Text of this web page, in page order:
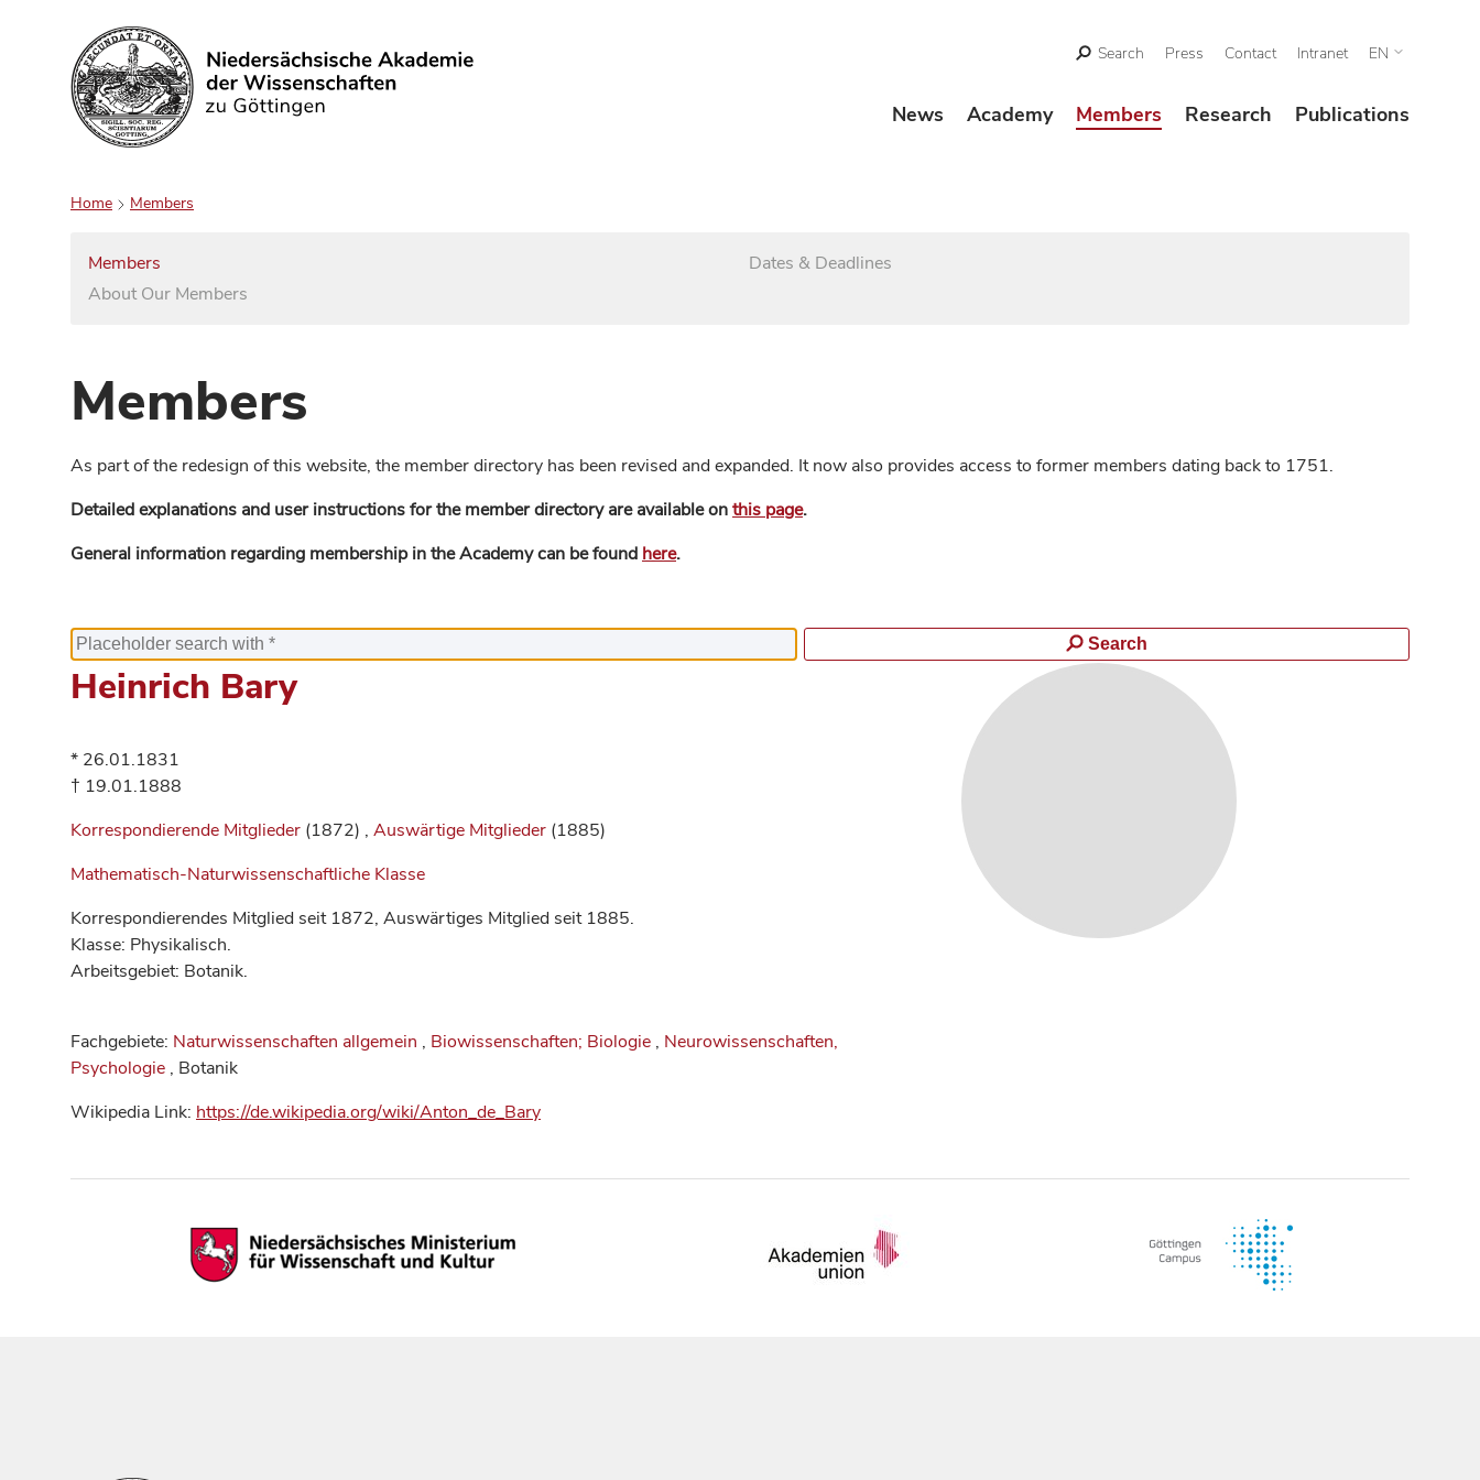
Search
Search Press Contact Intranet EN
News Academy Members Research Publications
Home Members
Members
About Our Members
Dates & Deadlines
Members
As part of the redesign of this website, the member directory has been revised and expanded. It now also provides access to former members dating back to 1751.
Detailed explanations and user instructions for the member directory are available onthis page.
General information regarding membership in the Academy can be found here.
Search
Heinrich Bary
* 26.01.1831
† 19.01.1888
Korrespondierende Mitglieder (1872) , Auswärtige Mitglieder (1885)
Mathematisch-Naturwissenschaftliche Klasse
Korrespondierendes Mitglied seit 1872, Auswärtiges Mitglied seit 1885.
Klasse: Physikalisch.
Arbeitsgebiet: Botanik.
Fachgebiete: Naturwissenschaften allgemein , Biowissenschaften; Biologie , Neurowissenschaften,
Psychologie , Botanik
Wikipedia Link: https://de.wikipedia.org/wiki/Anton_de_Bary